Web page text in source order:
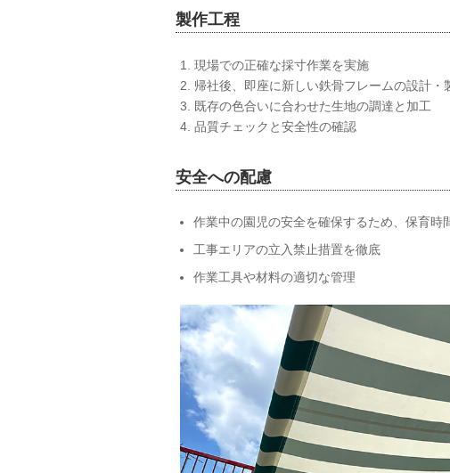
製作工程
1. 現場での正確な採寸作業を実施
2. 帰社後、即座に新しい鉄骨フレームの設計・
3. 既存の色合いに合わせた生地の調達と加工
4. 品質チェックと安全性の確認
安全への配慮
作業中の園児の安全を確保するため、保育時
工事エリアの立入禁止措置を徹底
作業工具や材料の適切な管理